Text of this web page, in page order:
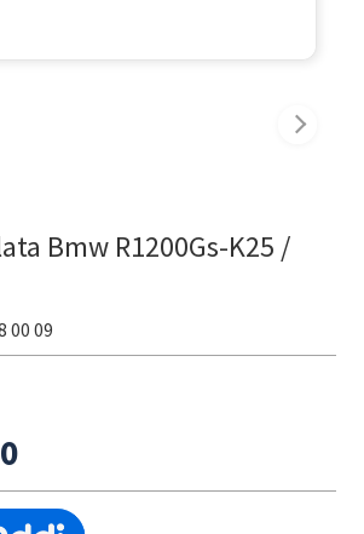
Bmw R1200Gs-K25 /
00 09